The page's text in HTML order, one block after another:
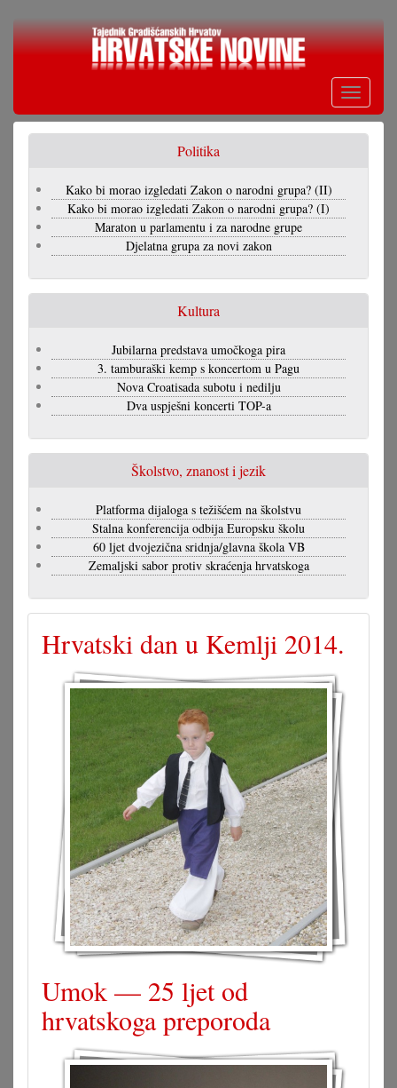
Skoči
Toggle
Politika
Kako bi morao izgledati Zakon o narodni grupa? (II)
Kako bi morao izgledati Zakon o narodni grupa? (I)
Maraton u parlamentu i za narodne grupe
Djelatna grupa za novi zakon
Kultura
Jubilarna predstava umočkoga pira
3. tamburaški kemp s koncertom u Pagu
Nova Croatisada subotu i nedilju
Dva uspješni koncerti TOP-a
Školstvo, znanost i jezik
Platforma dijaloga s težišćem na školstvu
Stalna konferencija odbija Europsku školu
60 ljet dvojezična sridnja/glavna škola VB
Zemaljski sabor protiv skraćenja hrvatskoga
Hrvatski dan u Kemlji 2014.
Umok — 25 ljet od
hrvatskoga preporoda